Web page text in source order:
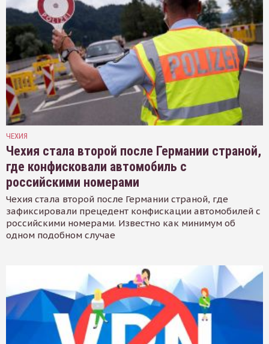
ЧЕХИЯ
Чехия стала второй после Германии страной,
где конфисковали автомобиль с
российскими номерами
Чехия стала второй после Германии страной, где
зафиксировали прецедент конфискации автомобилей с
российскими номерами. Известно как минимум об
одном подобном случае